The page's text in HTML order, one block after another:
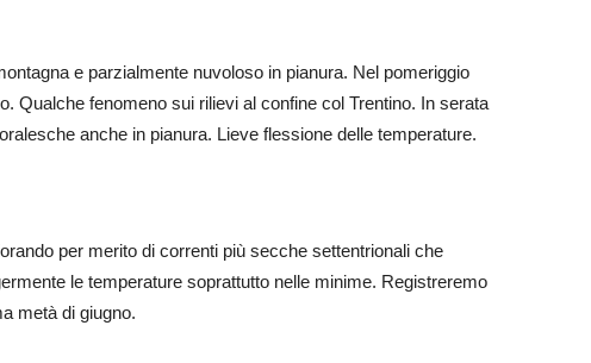
e parzialmente nuvoloso in pianura. Nel pomeriggio
Qualche fenomeno sui rilievi al confine col Trentino. In serata
anche in pianura. Lieve flessione delle temperature.
per merito di correnti più secche settentrionali che
le temperature soprattutto nelle minime. Registreremo
metà di giugno.